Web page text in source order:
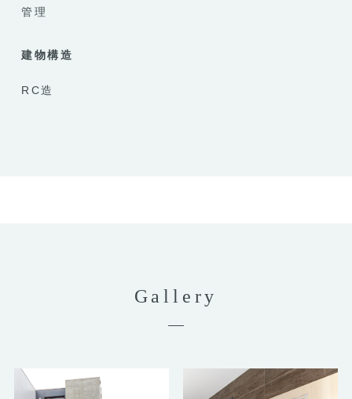
管理
建物構造
RC造
Gallery